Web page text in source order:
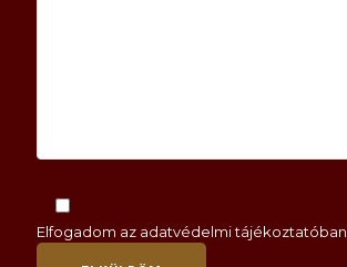
Elfogadom az adatvédelmi tájékoztatóban